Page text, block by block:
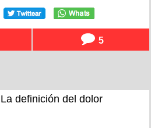
5
La definición del dolor